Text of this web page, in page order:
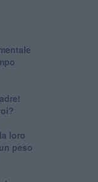
loro
peso